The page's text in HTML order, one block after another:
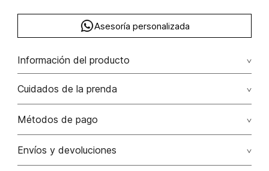
Asesoría personalizada
Información del producto
lino 100% 100.00% lino/linen
Cuidados de la prenda
Lavado profesional en húmedo (w) planchar con vapor
No lavar
Métodos de pago
Tarjetas de crédito: Visa, Dinners, Master Card y American
Envíos y devoluciones